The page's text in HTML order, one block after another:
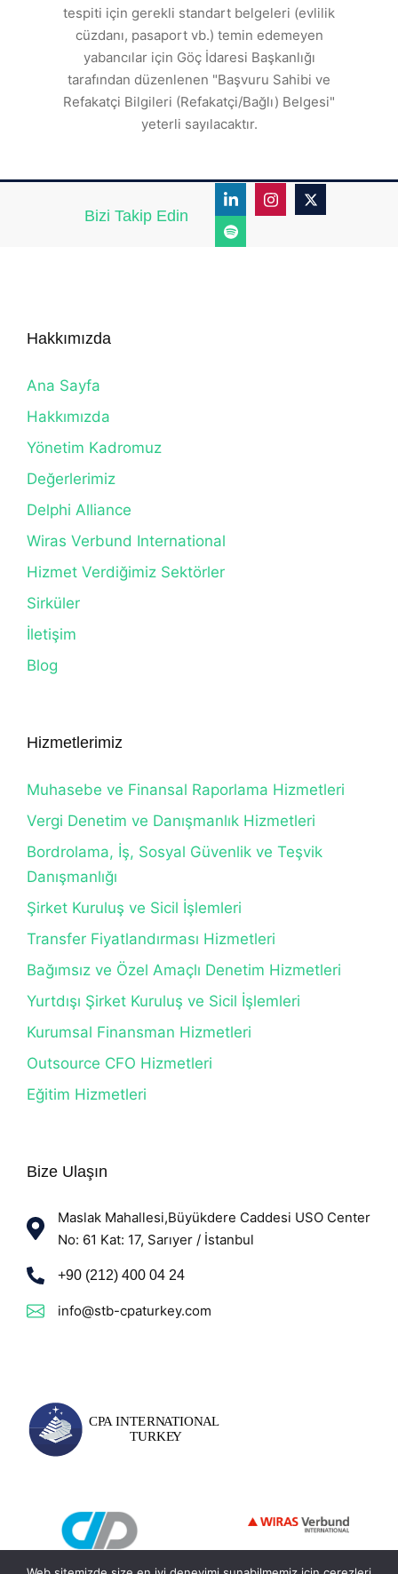
tespiti için gerekli standart belgeleri (evlilik
cüzdanı, pasaport vb.) temin edemeyen
yabancılar için Göç İdaresi Başkanlığı
tarafından düzenlenen "Başvuru Sahibi ve
Refakatçi Bilgileri (Refakatçi/Bağlı) Belgesi"
yeterli sayılacaktır.
Bizi Takip Edin
Hakkımızda
Ana Sayfa
Hakkımızda
Yönetim Kadromuz
Değerlerimiz
Delphi Alliance
Wiras Verbund International
Hizmet Verdiğimiz Sektörler
Sirküler
İletişim
Blog
Hizmetlerimiz
Muhasebe ve Finansal Raporlama Hizmetleri
Vergi Denetim ve Danışmanlık Hizmetleri
Bordrolama, İş, Sosyal Güvenlik ve Teşvik
Danışmanlığı
Şirket Kuruluş ve Sicil İşlemleri
Transfer Fiyatlandırması Hizmetleri
Bağımsız ve Özel Amaçlı Denetim Hizmetleri
Yurtdışı Şirket Kuruluş ve Sicil İşlemleri
Kurumsal Finansman Hizmetleri
Outsource CFO Hizmetleri
Eğitim Hizmetleri
Bize Ulaşın
Maslak Mahallesi,Büyükdere Caddesi USO Center
No: 61 Kat: 17, Sarıyer / İstanbul
+90 (212) 400 04 24
info@stb-cpaturkey.com